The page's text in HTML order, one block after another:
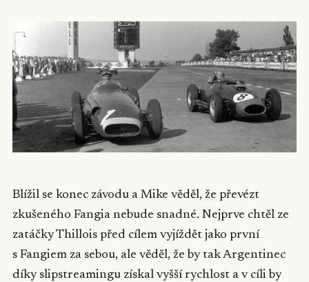
Blížil se konec závodu a Mike věděl, že převézt
zkušeného Fangia nebude snadné. Nejprve chtěl ze
zatáčky Thillois před cílem vyjíždět jako první
s Fangiem za sebou, ale věděl, že by tak Argentinec
díky slipstreamingu získal vyšší rychlost a v cíli by